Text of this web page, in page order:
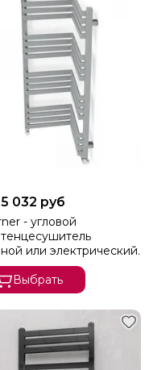
032 руб
- угловой
или электрический.
Выбрать